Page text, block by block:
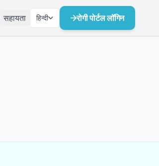
सहायता हिन्दी रोगी पोर्टल लॉगिन